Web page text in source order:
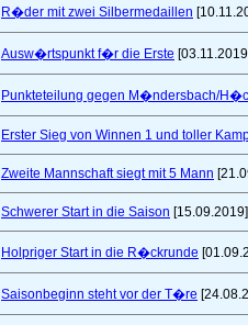
R�der mit zwei Silbermedaillen
Ausw�rtspunkt f�r die Erste
Punkteteilung gegen M�ndersbach/
Erster Sieg von Winnen 1 und toller
Zweite Mannschaft siegt mit 5 Mann
Schwerer Start in die Saison [15.09.2019]
Holpriger Start in die R�ckrunde
Saisonbeginn steht vor der T�re